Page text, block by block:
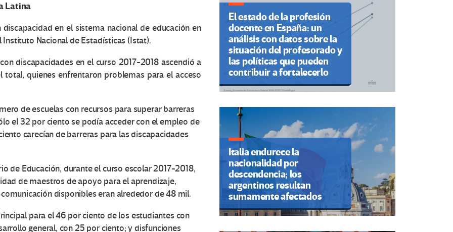
Latina
en el sistema nacional de educación en
Nacional de Estadísticas (Istat).
discapacidades en el curso 2017-2018 ascendió a
quienes enfrentaron problemas para el acceso
de escuelas con recursos para superar barreras
el 32 por ciento se podía acceder con el empleo de
carecían de barreras para las discapacidades
de Educación, durante el curso escolar 2017-2018,
de maestros de apoyo para el aprendizaje,
disponibles eran alrededor de 48 mil.
para el 46 por ciento de los estudiantes con
general, con 25 por ciento; y disfunciones
El estado de la profesión
docente en España: un
análisis con datos sobre la
situación del profesorado y
las políticas que pueden
contribuir a fortalecerlo
Italia endurece la
nacionalidad por
descendencia; los
argentinos resultan
sumamente afectados